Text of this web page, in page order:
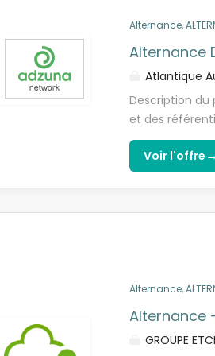
équipes
techniques et...
Alternance,
Alternance
Atlantique
Description du
et des
réalisation de
l'élaboration
Vous préparez
approchant. -
Voir l'offre →
Alternance,
Alternance
GROUPE